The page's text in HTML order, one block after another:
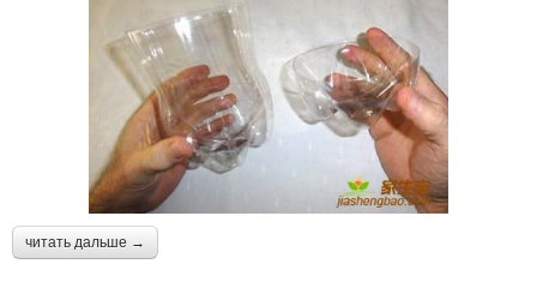
читать дальше →